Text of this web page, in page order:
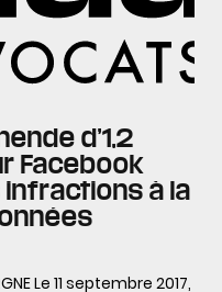
d’1,2
Facebook
à la
Le 11 septembre 2017,